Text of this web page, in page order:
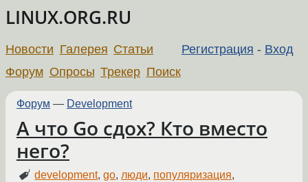
LINUX.ORG.RU
Регистрация - Вход
Новости Галерея Статьи
Форум Опросы Трекер Поиск
Форум — Development
А что Go сдох? Кто вместо
него?
development,go,люди, популяризация,